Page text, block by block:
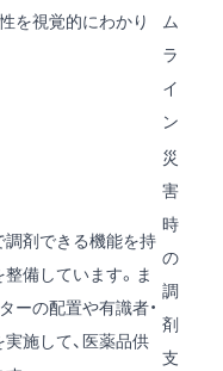
を視覚的にわかり
ム
ラ
イ
ン
剤できる機能を持
備しています。ま
ーの配置や有識者・
施して、医薬品供
災
害
時
の
調
剤
支